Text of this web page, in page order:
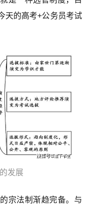
天的高考+公务员考试
发展
宗法制渐趋完备。与